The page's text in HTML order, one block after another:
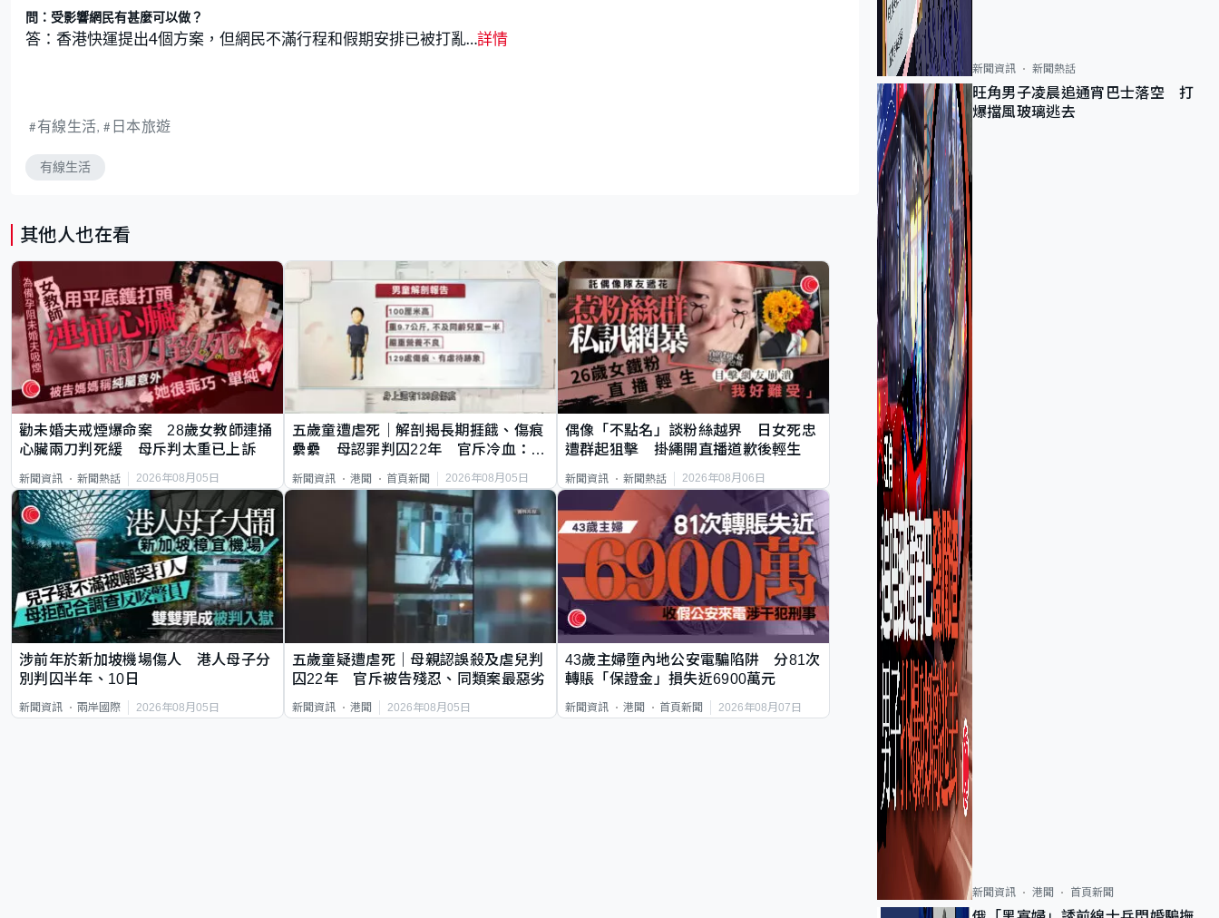
問：受影響網民有甚麼可以做？
答：香港快運提出4個方案，但網民不滿行程和假期安排已被打亂…詳情
有線生活 日本旅遊
有線生活
其他人也在看
勸未婚夫戒煙爆命案 28歲女教師連捅
心臟兩刀判死緩 母斥判太重已上訴
新聞資訊 新聞熱話 2026年08月05日
五歲童遭虐死｜解剖揭長期捱餓、傷痕
纍纍 母認罪判囚22年 官斥冷血：同
新聞資訊 港聞 首頁新聞 2026年08月05日
偶像「不點名」談粉絲越界 日女死忠
遭群起狙擊 掛繩開直播道歉後輕生
新聞資訊 新聞熱話 2026年08月06日
涉前年於新加坡機場傷人 港人母子分
別判囚半年、10日
新聞資訊 兩岸國際 2026年08月05日
五歲童疑遭虐死｜母親認誤殺及虐兒判
囚22年 官斥被告殘忍、同類案最惡劣
新聞資訊 港聞 2026年08月05日
43歲主婦墮內地公安電騙陷阱 分81次
轉賬「保證金」損失近6900萬元
新聞資訊 港聞 首頁新聞 2026年08月07日
新聞資訊 新聞熱話
旺角男子凌晨追通宵巴士落空 打
爆擋風玻璃逃去
新聞資訊 港聞 首頁新聞